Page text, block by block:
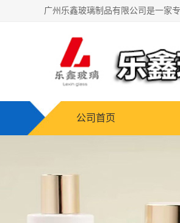
公司首页